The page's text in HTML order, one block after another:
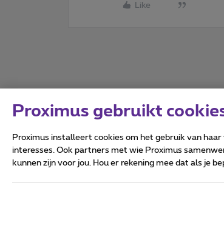
Like
Alle rechten
Proximus gebruikt
Proximus installeert cookies om het gebruik van
interesses. Ook partners met wie Proximus
kunnen zijn voor jou. Hou er rekening mee dat als je